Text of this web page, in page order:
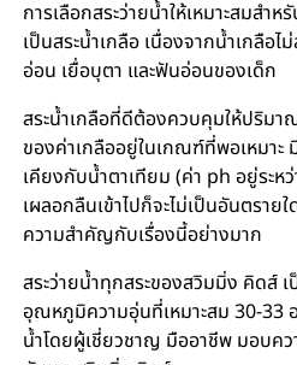
การเลือกสระว่ายน้ำให้เหมาะสมสำ
เป็นสระน้ำเกลือ เนื่องจากน้ำเกลือ
อ่อน เยื่อบุตา และฟันอ่อนของเด็ก
สระน้ำเกลือที่ดีต้องควบคุมให้ปริมา
ของค่าเกลืออยู่ในเกณฑ์ที่พอเหมาะ
เคียงกับน้ำตาเทียม (ค่า ph อยู่ระห
เผลอกลืนเข้าไปก็จะไม่เป็นอันตราย
ความสำคัญกับเรื่องนี้อย่างมาก
สระว่ายน้ำทุกสระของสวิมมิ่ง คิดส์
อุณหภูมิความอุ่นที่เหมาะสม 30-
น้ำโดยผู้เชี่ยวชาญ มืออาชีพ มอบคว